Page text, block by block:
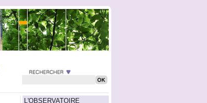
L'OBSERVATOIRE